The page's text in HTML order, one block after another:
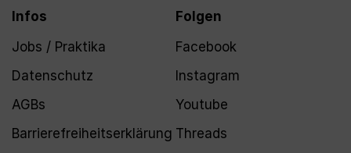
Infos
Jobs / Praktika
Datenschutz
AGBs
Barrierefreiheitserklärung
Folgen
Facebook
Instagram
Youtube
Threads